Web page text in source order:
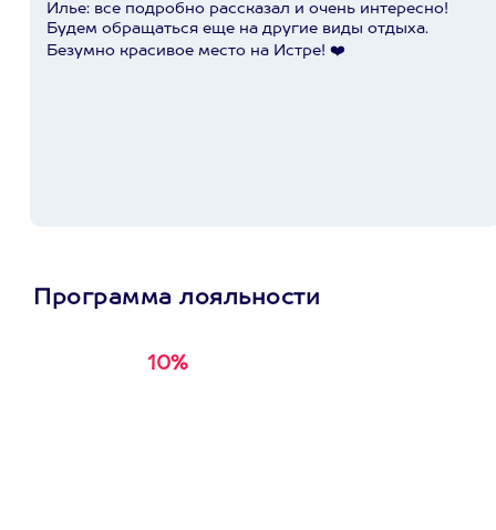
Илье: все подробно рассказал и очень интересно!
Будем обращаться еще на другие виды отдыха.
Безумно красивое место на Истре! ❤️
Программа лояльности
10%